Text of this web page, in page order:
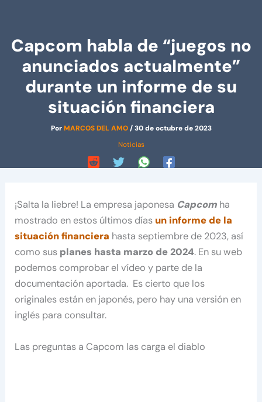
Capcom habla de “juegos no
anunciados actualmente”
durante un informe de su
situación financiera
PorMARCOS DEL AMO/30 de octubre de 2023
Noticias
¡Salta la liebre! La empresa japonesa Capcom ha
mostrado en estos últimos días un informe de la
situación financiera hasta septiembre de 2023, así
como sus planes hasta marzo de 2024. En su web
podemos comprobar el vídeo y parte de la
documentación aportada. Es cierto que los
originales están en japonés, pero hay una versión en
inglés para consultar.
Las preguntas a Capcom las carga el diablo